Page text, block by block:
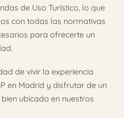
de Uso Turístico, lo que
con todas las normativas
para ofrecerte un
de vivir la experiencia
en Madrid y disfrutar de un
ubicado en nuestros